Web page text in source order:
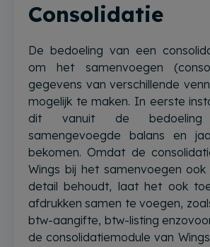
Consolidatie
De bedoeling van een
om het samenvoegen
gegevens van verschillende
mogelijk te maken. In eerste
dit vanuit de
samengevoegde balans en
bekomen. Omdat de
Wings bij het samenvoegen
detail behoudt, laat het ook
afdrukken samen te voegen,
btw-aangifte, btw-listing
de consolidatiemodule van